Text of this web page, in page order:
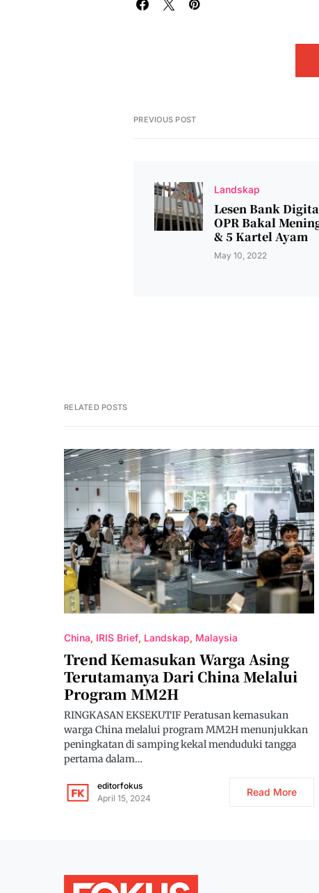
PREVIOUS POST
Landskap
Lesen Bank
OPR Bakal
& 5 Kartel Ayam
May 10, 2022
RELATED POSTS
China IRIS Brief Landskap Malaysia
Trend Kemasukan Warga Asing
Terutamanya Dari China Melalui
Program MM2H
RINGKASAN EKSEKUTIF Peratusan kemasukan
warga China melalui program MM2H menunjukkan
peningkatan di samping kekal menduduki tangga
pertama dalam…
editorfokus
April 15, 2024
Read More